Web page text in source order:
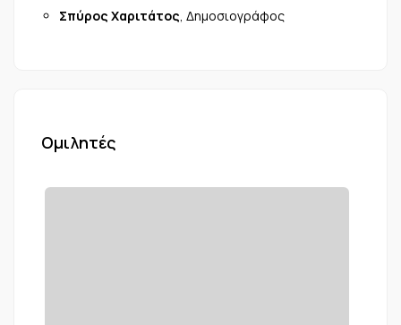
Σπύρος Χαριτάτος, Δημοσιογράφος
Ομιλητές